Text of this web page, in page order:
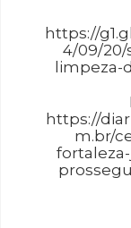
https://
4/09/
limpeza-
https://
m.br/